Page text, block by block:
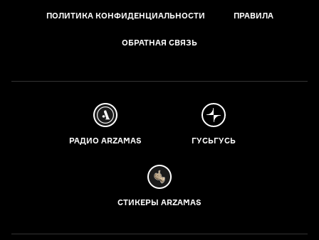
ПОЛИТИКА КОНФИДЕНЦИАЛЬНОСТИ ПРАВИЛА
ОБРАТНАЯ СВЯЗЬ
РАДИО ARZAMAS ГУСЬГУСЬ
СТИКЕРЫ ARZAMAS